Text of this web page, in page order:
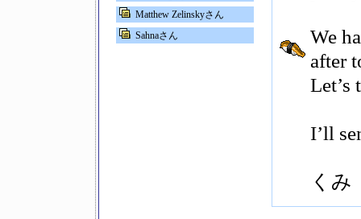
Matthew Zelinskyさん
Sahnaさん
We
after
Let’s
I’ll
くみ